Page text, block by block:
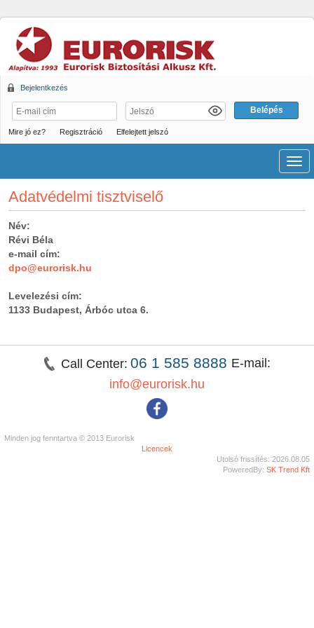
Bejelentkezés
Mire jó ez? Regisztráció Elfelejtett jelszó
Adatvédelmi tisztviselő
Név:
Révi Béla
e-mail cím:
dpo@eurorisk.hu
Levelezési cím:
1133 Budapest, Árbóc utca 6.
Call Center: 06 1 585 8888 E-mail:
info@eurorisk.hu
Minden jog fenntartva © 2013 Eurorisk
Licencek
Utolsó frissítés: 2026.08.05
PoweredBy: SK Trend Kft